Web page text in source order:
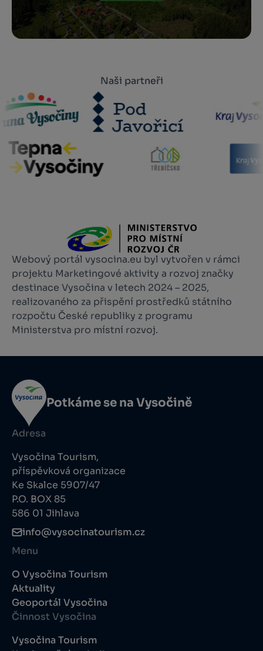
Naši partneři
Webový portál vysocina.eu byl vytvořen v rámci
projektu Marketingové aktivity a rozvoj značky
destinace Vysočina v letech 2024 – 2025,
realizovaného za přispění prostředků státního
rozpočtu České republiky z programu
Ministerstva pro místní rozvoj.
Potkáme se na Vysočině
Adresa
Vysočina Tourism,
příspěvková organizace
Ke Skalce 5907/47
P.O. BOX 85
586 01 Jihlava
info@vysocinatourism.cz
Menu
O Vysočina Tourism
Aktuality
Geoportál Vysočina
Činnost Vysočina
Vysočina Tourism